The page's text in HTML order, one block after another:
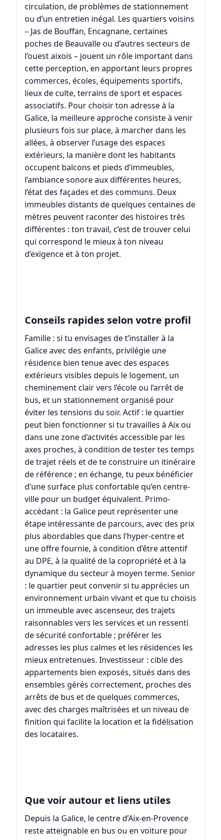
circulation, de problèmes de stationnement
ou d’un entretien inégal. Les quartiers voisins
– Jas de Bouffan, Encagnane, certaines
poches de Beauvalleou d’autres secteurs de
l’ouest aixois – jouent un rôle important dans
cette perception, en apportant leurs propres
commerces, écoles, équipements sportifs,
lieux de culte, terrains de sport et espaces
associatifs. Pour choisir ton adresse à la
Galice, la meilleure approche consiste à venir
plusieurs fois sur place, à marcher dans les
allées, à observer l’usage des espaces
extérieurs, la manière dont les habitants
occupent balcons et pieds d’immeubles,
l’ambiance sonore aux différentes heures,
l’état des façades et des communs. Deux
immeubles distants de quelques centaines de
mètres peuvent raconter des histoires très
différentes : ton travail, c’est de trouver celui
qui correspond le mieux à ton niveau
d’exigence et à ton projet.
Conseils rapides selon votre profil
Famille : si tu envisages de t’installer à la
Galice avec des enfants, privilégie une
résidence bien tenue avec des espaces
extérieurs visibles depuis le logement, un
cheminement clair vers l’école ou l’arrêt de
bus, et un stationnement organisé pour
éviter les tensions du soir. Actif : le quartier
peut bien fonctionner si tu travailles à Aix ou
dans une zone d’activités accessible par les
axes proches, à condition de tester tes temps
de trajet réels et de te construire un itinéraire
de référence ; en échange, tu peux bénéficier
d’une surface plus confortable qu’en centre-
ville pour un budget équivalent. Primo-
accédant : la Galice peut représenter une
étape intéressante de parcours, avec des prix
plus abordables que dans l’hyper-centre et
une offre fournie, à condition d’être attentif
au DPE, à la qualité de la copropriété et à la
dynamique du secteur à moyen terme. Senior
: le quartier peut convenir si tu apprécies un
environnement urbain vivant et que tu choisis
un immeuble avec ascenseur, des trajets
raisonnables vers les services et un ressenti
de sécurité confortable ; préférer les
adresses les plus calmes et les résidences les
mieux entretenues. Investisseur : cible des
appartements bien exposés, situés dans des
ensembles gérés correctement, proches des
arrêts de bus et de quelques commerces,
avec des charges maîtrisées et un niveau de
finition qui facilite la location et la fidélisation
des locataires.
Que voir autour et liens utiles
Depuis la Galice, le centre d’Aix-en-Provence
reste atteignable en bus ou en voiture pour